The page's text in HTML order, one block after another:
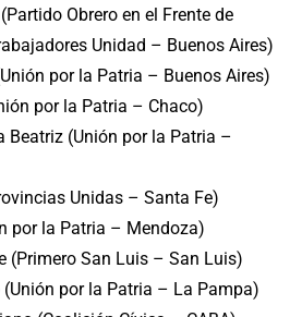
Obrero en el Frente de
Unidad – Buenos Aires)
por la Patria – Buenos Aires)
por la Patria – Chaco)
Beatriz (Unión por la Patria –
Unidas – Santa Fe)
por la Patria – Mendoza)
(Primero San Luis – San Luis)
(Unión por la Patria – La Pampa)